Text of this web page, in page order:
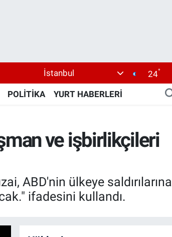
İstanbul 24°
POLİTİKA YURT HABERLERİ
ve işbirlikçileri
ABD'nin ülkeye saldırılarına
ifadesini kullandı.